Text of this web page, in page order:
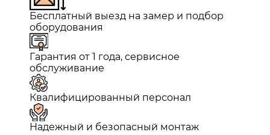
Бесплатный выезд на замер и подбор
оборудования
Гарантия от 1 года, сервисное
обслуживание
Квалифицированный персонал
Надежный и безопасный монтаж